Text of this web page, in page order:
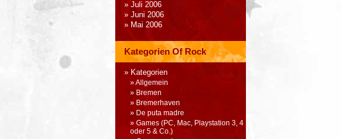
Juli 2006
Juni 2006
Mai 2006
Kategorien Of Rock
Kategorien
Allgemein
Bremen
Bremerhaven
De puta madre
Games (PC, Mac, Playstation 3, 4
oder 5 & Co.)